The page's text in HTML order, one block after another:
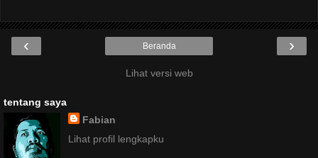
‹ ›
Beranda
Lihat versi web
tentang saya
Fabian
Lihat profil lengkapku